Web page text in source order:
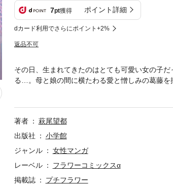
7pt獲得 ポイント詳細
dカード利用でさらにポイント+2%
返品不可
その日、生まれてきたのはとても可愛い女の子
る…。母と娘の間に横たわる愛と憎しみの葛藤を
めに戻らなければならなかった場所「カタルシ
著者
萩尾望都
出版社
小学館
ジャンル
女性マンガ
レーベル
フラワーコミックスα
掲載誌
プチフラワー